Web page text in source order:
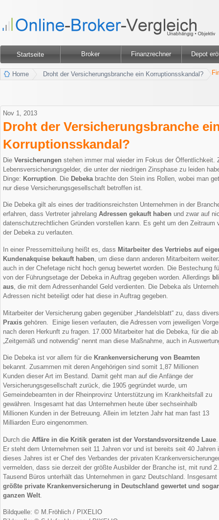
Startseite Broker Finanzrechner Depot
Home Droht der Versicherungsbranche ein Korruptionsskandal?
Nov 1, 2013
Droht der Versicherungsbranche
Korruptionsskandal?
Die Versicherungen stehen immer mal wieder im Fokus der Öffentlichkeit.
Lebensversicherungsgelder, die unter der niedrigen Zinsphase zu leiden
Dinge: Korruption . Die Debeka brachte den Stein ins Rollen, wobei man
nur diese Versicherungsgesellschaft betroffen ist.
Die Debeka gilt als eines der traditionsreichsten Unternehmen in der
erfahren, dass Vertreter jahrelang Adressen gekauft haben und zwar auf
datenschutzrechtlichen Gründen vorstellen kann. Es geht um den Zeitraum
der Debeka zu verlauten.
In einer Pressemitteilung heißt es, dass Mitarbeiter des Vertriebs auf
Kundenakquise bekauft haben , um diese dann anderen Mitarbeitern
auch in der Chefetage nicht hoch genug bewertet worden. Die Bestechung
von der Führungsetage der Debeka in Auftrag gegeben worden. Allerdings
aus , die mit dem Adressenhandel Geld verdienten. Die Debeka als
Adressen nicht beteiligt oder hat diese in Auftrag gegeben.
Mitarbeiter der Versicherung gaben gegenüber „Handelsblatt“ zu, dass
Praxis gehören. Einige liesen verlauten, die Adressen vom jeweiligen
nach deren Herkunft zu fragen. 17.000 Mitarbeiter hat die Debeka, für die
„Zeitgemäß und notwendig“ nennt man diese Maßnahme, auch in
Die Debeka ist vor allem für die Krankenversicherung von Beamten
bekannt. Zusammen mit deren Angehörigen sind somit 1,87 Millionen
Kunden dieser Art im Bestand. Damit geht man auf die Anfänge der
Versicherungsgesellschaft zurück, die 1905 gegründet wurde, um
Gemeindebeamten in der Rheinprovinz Unterstützung im Krankheitsfall zu
gewähren. Insgesamt hat das Unternehmen heute über sechseinhalb
Millionen Kunden in der Betreuung. Allein im letzten Jahr hat man fast 13
Milliarden Euro eingenommen.
Durch die Affäre in die Kritik geraten ist der Vorstandsvorsitzende Laue
Er steht dem Unternehmen seit 11 Jahren vor und ist bereits seit 40
dieses Jahres ist er Chef des Verbandes der privaten
vermelden, dass sie derzeit der größte Ausbilder der Branche ist, mit rund
Tausend Büros unterhält das Unternehmen in ganz Deutschland.
größte private Krankenversicherung in Deutschland gewertet und
ganzen Welt
Bildquelle: © M.Fröhlich / PIXELIO